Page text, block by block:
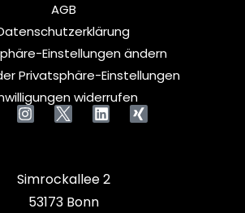
AGB
Einstellungen ändern
Privatsphäre-Einstellungen
widerrufen
Simrockallee 2
53173 Bonn